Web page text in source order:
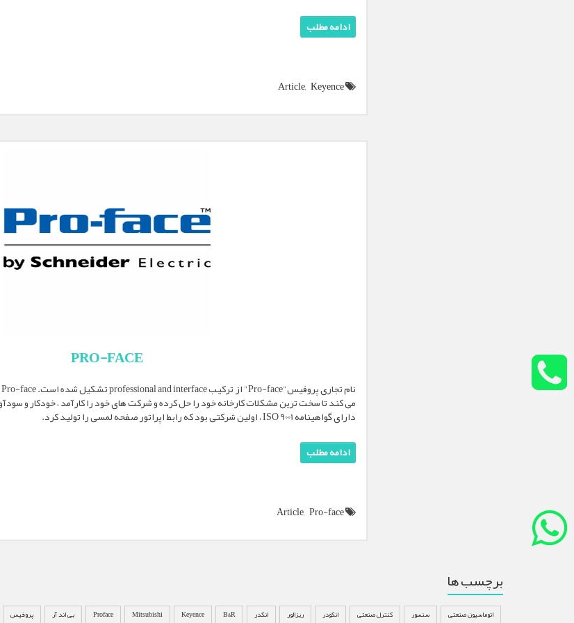
ادامه مطلب
Article, Keyence
PRO-FACE
دارای گواهینامه ISO 9001 ، اولین شرکتی بود که رابط اپراتور صفحه لمسی را تولید کرد.
ادامه مطلب
Article, Pro-face
برچسب ها
اتوماسیون صنعتی سنسور کنترل صنعتی انکودر ریزالور انکدر B&R
Keyence
Mitsubishi
Proface بی اند آر پروفیس